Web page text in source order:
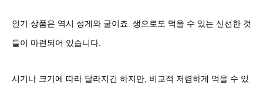
인기 상품은 역시 성게와 굴이죠. 생으로도 먹을 수 있는 신선한 것
들이 마련되어 있습니다.
시기나 크기에 따라 달라지긴 하지만, 비교적 저렴하게 먹을 수 있